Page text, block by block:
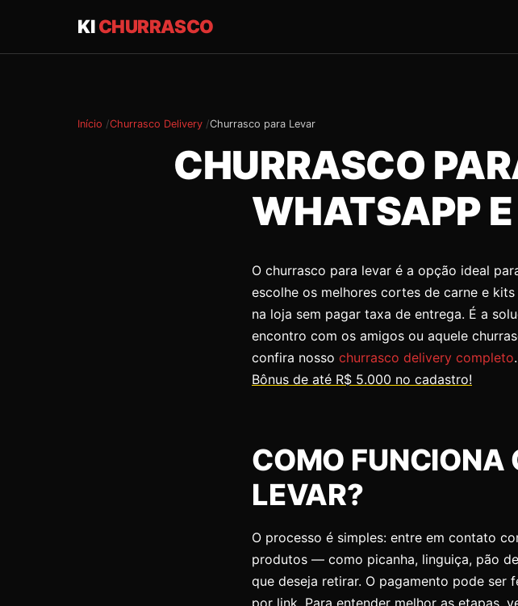
KICHURRASCO
Início Churrasco Delivery Churrasco para Levar
CHURRASCO
WHATSAPP
O churrasco para levar é a opção ideal
escolhe os melhores cortes de carne e
na loja sem pagar taxa de entrega. É a
encontro com os amigos ou aquele
confira nosso churrasco delivery completo.
Bônus de até R$ 5.000 no cadastro!
COMO FUNCIONA
LEVAR?
O processo é simples: entre em contato
produtos — como picanha, linguiça, pão
que deseja retirar. O pagamento pode
por link. Para entender melhor as etapas,